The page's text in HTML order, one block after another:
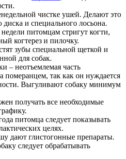
чистке ушей. Делают это
и специального лосьона.
питомцам стригут когти,
когтерез и пилочку.
зубы специальной щеткой и
для собак.
– неотъемлемая часть
померанцем, так как он нуждается
Выгуливают собаку минимум
получать все необходимые
питомца следует показывать
целях.
дают глистогонные препараты.
следует обрабатывать